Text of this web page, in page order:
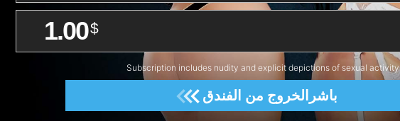
$
1.00
Subscription includes nudity and explicit depictions of sexual activity
باشرالخروج من الفندق